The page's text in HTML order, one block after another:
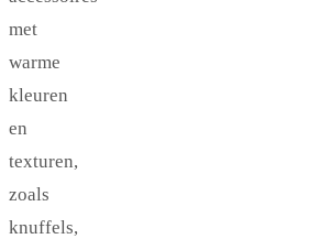
met
warme
kleuren
en
texturen,
zoals
knuffels,